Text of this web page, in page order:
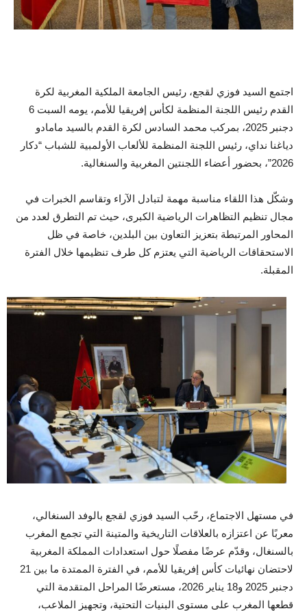
اجتمع السيد فوزي لقجع، رئيس الجامعة الملكية المغربية لكرة
القدم رئيس اللجنة المنظمة لكأس إفريقيا للأمم، يومه السبت 6
دجنبر 2025، بمركب محمد السادس لكرة القدم بالسيد مامادو
دياغنا نداي، رئيس اللجنة المنظمة للألعاب الأولمبية للشباب “دكار
2026”، بحضور أعضاء اللجنتين المغربية والسنغالية.
وشكّل هذا اللقاء مناسبة مهمة لتبادل الآراء وتقاسم الخبرات في
مجال تنظيم التظاهرات الرياضية الكبرى، حيث تم التطرق لعدد من
المحاور المرتبطة بتعزيز التعاون بين البلدين، خاصة في ظل
الاستحقاقات الرياضية التي يعتزم كل طرف تنظيمها خلال الفترة
المقبلة.
في مستهل الاجتماع، رحّب السيد فوزي لقجع بالوفد السنغالي،
معربًا عن اعتزازه بالعلاقات التاريخية والمتينة التي تجمع المغرب
بالسنغال، وقدّم عرضًا مفصلًا حول استعدادات المملكة المغربية
لاحتضان نهائيات كأس إفريقيا للأمم، في الفترة الممتدة ما بين 21
دجنبر 2025 و18 يناير 2026، مستعرضًا المراحل المتقدمة التي
قطعها المغرب على مستوى البنيات التحتية، وتجهيز الملاعب،